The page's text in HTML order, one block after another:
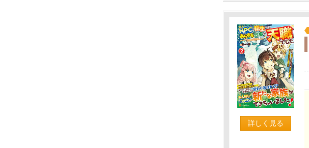
詳しく見る